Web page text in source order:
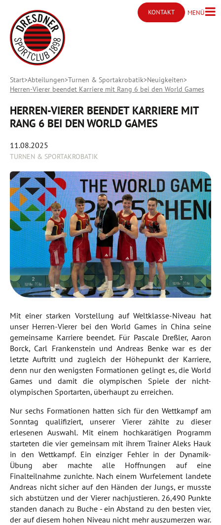
KONTAKT
Kontakt öffnen
MENÜMenü
Start Abteilungen Turnen & Sportakrobatik Neuigkeiten
Herren-Vierer beendet Karriere mit Rang 6 bei den World Games
HERREN-VIERER BEENDET KARRIERE MIT
RANG 6 BEI DEN WORLD GAMES
11.08.2025
TURNEN & SPORTAKROBATIK
Mit einer starken Vorstellung auf Weltklasse-Niveau hat
unser Herren-Vierer bei den World Games in China seine
gemeinsame Karriere beendet. Für Pascale Dreßler, Aaron
Borck, Carl Frankenstein und Andreas Benke war es der
letzte Auftritt und zugleich der Höhepunkt der Karriere,
denn nur den wenigsten Formationen gelingt es, die World
Games und damit die olympischen Spiele der nicht-
olympischen Sportarten, überhaupt zu erreichen.
Nur sechs Formationen hatten sich für den Wettkampf am
Sonntag qualifiziert, unserer Vierer zählte zu dieser
erlesenen Auswahl. Mit einem hochkarätigen Programm
starteten die vier gemeinsam mit ihrem Trainer Aleks Hauk
in den Wettkampf. Ein einziger Fehler in der Dynamik-
Übung aber machte alle Hoffnungen auf eine
Finalteilnahme zunichte. Nach einem Wurfelement landete
Andreas nicht sicher auf den Händen der Jungs, er musste
sich abstützen und der Vierer nachjustieren. 26,490 Punkte
standen danach zu Buche - ein Abstand zu den besten vier,
der auf diesem hohen Niveau nicht mehr auszumerzen war.